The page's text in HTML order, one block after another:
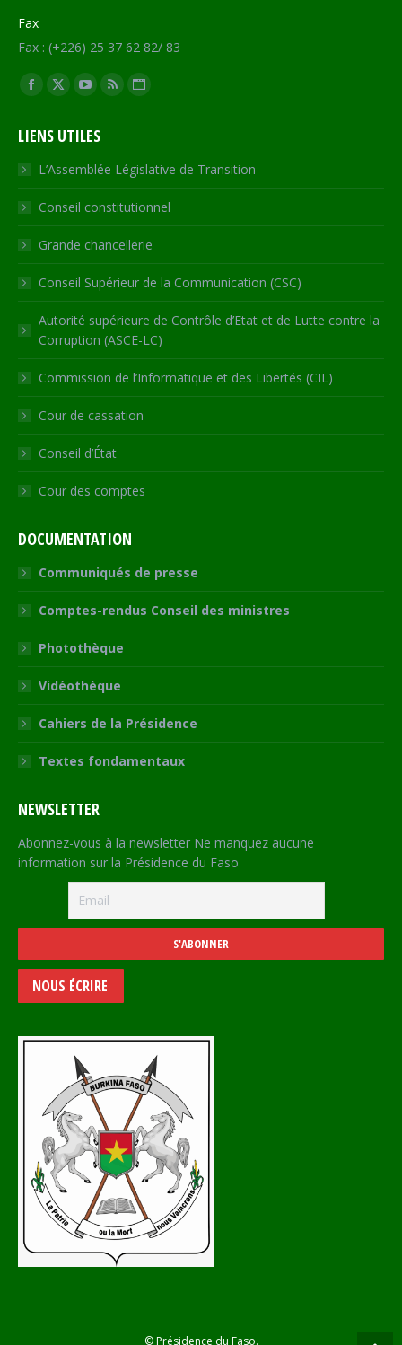
Fax
Fax : (+226) 25 37 62 82/ 83
Trouvez nous sur :
Facebook
opens
in
new
window
X
opens
in
new
window
YouTube
opens
in
new
window
RSS
in
new
window
Site
opens
in
new
LIENS UTILES
L’Assemblée Législative de Transition
Conseil constitutionnel
Grande chancellerie
Conseil Supérieur de la Communication (CSC)
Autorité supérieure de Contrôle d’Etat et de Lutte contre la
Corruption (ASCE-LC)
Commission de l’Informatique et des Libertés (CIL)
Cour de cassation
Conseil d’État
Cour des comptes
DOCUMENTATION
Communiqués de presse
Comptes-rendus Conseil des ministres
Photothèque
Vidéothèque
Cahiers de la Présidence
Textes fondamentaux
NEWSLETTER
Abonnez-vous à la newsletter Ne manquez aucune
information sur la Présidence du Faso
NOUS ÉCRIRE
© Présidence du Faso.